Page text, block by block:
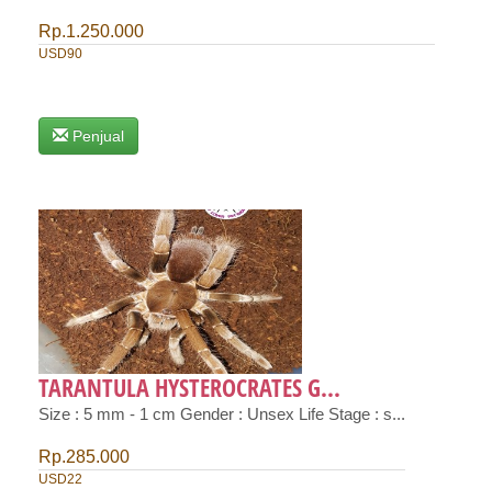
Rp.1.250.000
USD90
Penjual
TARANTULA HYSTEROCRATES G...
Size : 5 mm - 1 cm Gender : Unsex Life Stage : s...
Rp.285.000
USD22